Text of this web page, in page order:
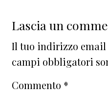
Lascia un
Il tuo indirizzo email
campi obbligatori
Commento *